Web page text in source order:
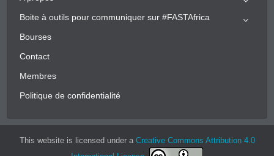
Boite à outils pour communiquer sur #FASTAfrica
Bourses
Contact
Membres
Politique de confidentialité
This website is licensed under a Creative Commons Attribution 4.0